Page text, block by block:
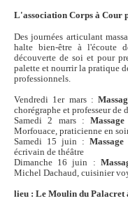
L'association Corps à Cour
Des journées articulant
halte bien-être à l'écoute
découverte de soi et pour
palette et nourrir la pratique
professionnels.
Vendredi 1er mars :
chorégraphe et professeur de
Samedi 2 mars :
Morfouace, praticienne en
Samedi 15 juin :
écrivain de théâtre
Dimanche 16 juin :
Michel Dachaud, cuisinier
lieu : Le Moulin du Palacret